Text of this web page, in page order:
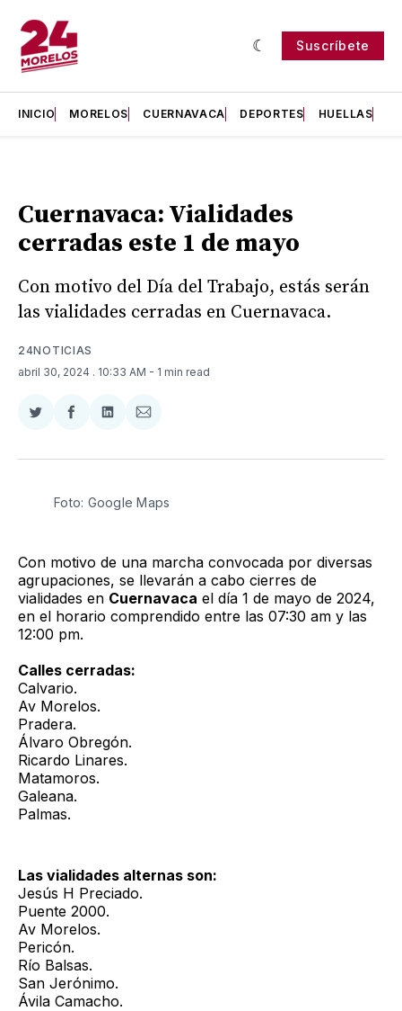
Suscríbete
INICIO MORELOS CUERNAVACA DEPORTES HUELLAS
Cuernavaca: Vialidades
cerradas este 1 de mayo
Con motivo del Día del Trabajo, estás serán
las vialidades cerradas en Cuernavaca.
24NOTICIAS
abril 30, 2024 . 10:33 AM - 1 min read
Compartir
Twitter
Compartir
Facebook
Compartir
LinkedIn
Compartir
Email
Foto: Google Maps
Con motivo de una marcha convocada por diversas
agrupaciones, se llevarán a cabo cierres de
vialidades en Cuernavaca el día 1 de mayo de 2024,
en el horario comprendido entre las 07:30 am y las
12:00 pm.
Calles cerradas:
Calvario.
Av Morelos.
Pradera.
Álvaro Obregón.
Ricardo Linares.
Matamoros.
Galeana.
Palmas.
Las vialidades alternas son:
Jesús H Preciado.
Puente 2000.
Av Morelos.
Pericón.
Río Balsas.
San Jerónimo.
Ávila Camacho.